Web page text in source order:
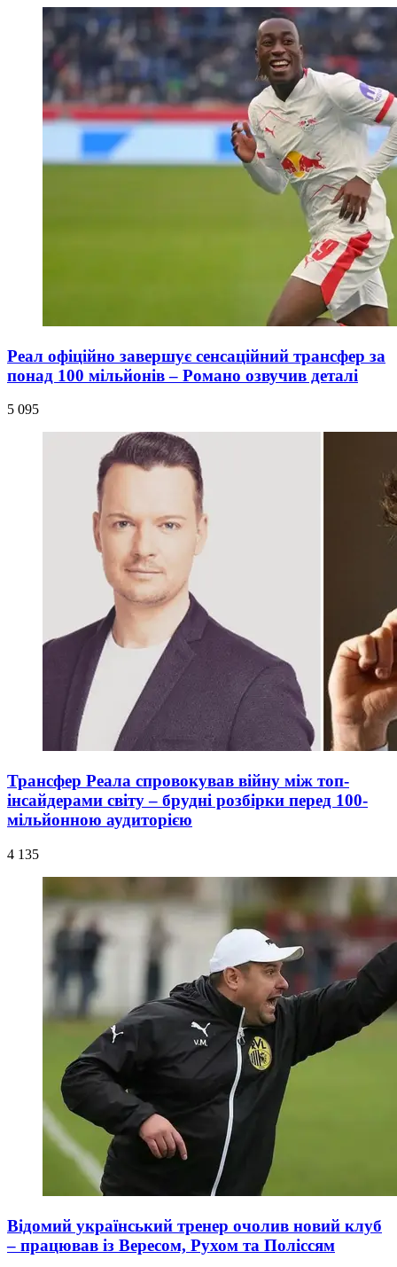
Реал офіційно завершує сенсаційний трансфер за
понад 100 мільйонів – Романо озвучив деталі
5 095
Трансфер Реала спровокував війну між топ-
інсайдерами світу – брудні розбірки перед 100-
мільйонною аудиторією
4 135
Відомий український тренер очолив новий клуб
– працював із Вересом, Рухом та Поліссям